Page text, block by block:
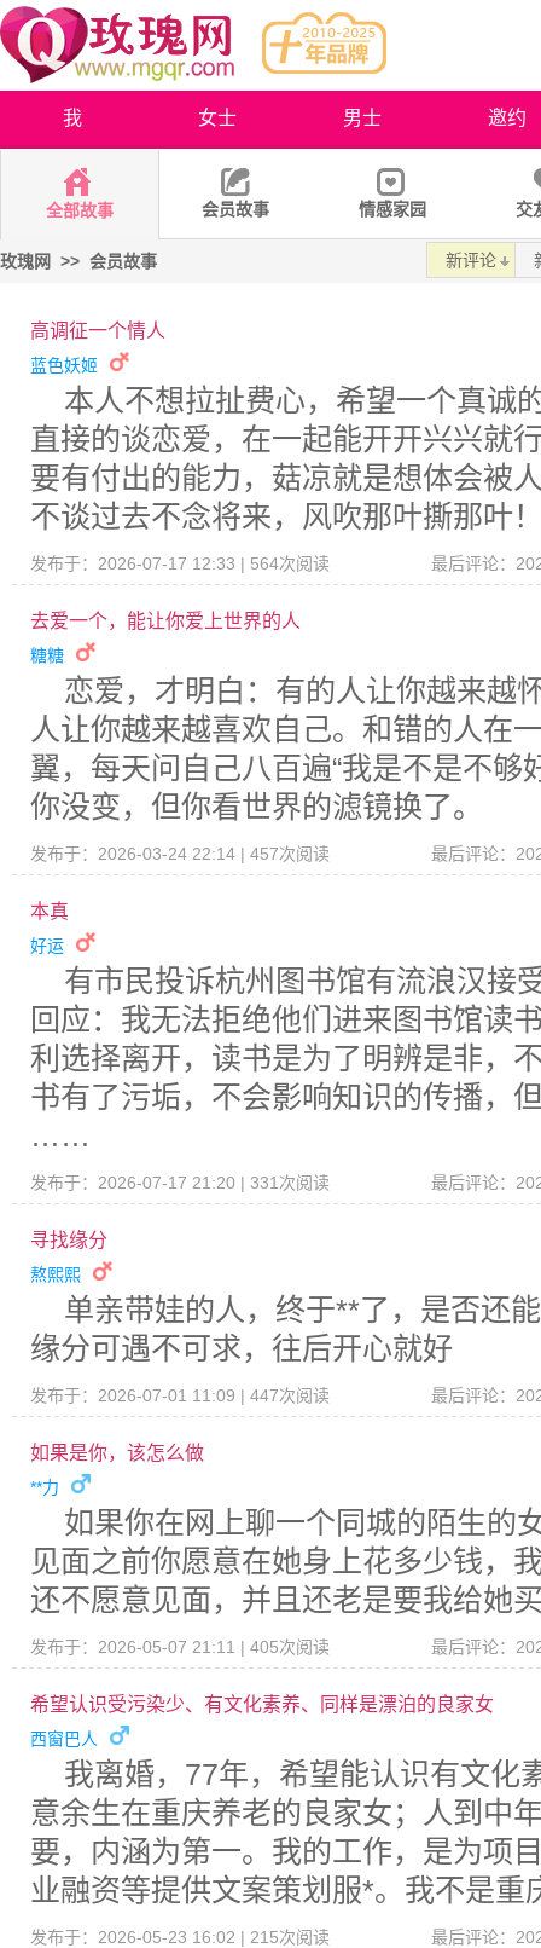
我 女士 男士 邀约
全部故事 会员故事 情感家园 交
新评论
玫瑰网 >> 会员故事
高调征一个情人
蓝色妖姬
本人不想拉扯费心，希望一个真诚
直接的谈恋爱，在一起能开开兴兴就
要有付出的能力，菇凉就是想体会被
不谈过去不念将来，风吹那叶撕那叶
发布于：2026-07-17 12:33 | 564次阅读 最后评论：
去爱一个，能让你爱上世界的人
糖糖
恋爱，才明白：有的人让你越来越
人让你越来越喜欢自己。和错的人在
翼，每天问自己八百遍“我是不是不够
你没变，但你看世界的滤镜换了。
发布于：2026-03-24 22:14 | 457次阅读 最后评论：
本真
好运
有市民投诉杭州图书馆有流浪汉接
回应：我无法拒绝他们进来图书馆读
利选择离开，读书是为了明辨是非，
书有了污垢，不会影响知识的传播，
……
发布于：2026-07-17 21:20 | 331次阅读 最后评论：
寻找缘分
熬熙熙
单亲带娃的人，终于**了，是否还
缘分可遇不可求，往后开心就好
发布于：2026-07-01 11:09 | 447次阅读 最后评论：
如果是你，该怎么做
**力
如果你在网上聊一个同城的陌生的
见面之前你愿意在她身上花多少钱，
还不愿意见面，并且还老是要我给她
发布于：2026-05-07 21:11 | 405次阅读 最后评论：
希望认识受污染少、有文化素养、同样是漂泊的良家女
西窗巴人
我离婚，77年，希望能认识有文化
意余生在重庆养老的良家女；人到中
要，内涵为第一。我的工作，是为项
业融资等提供文案策划服*。我不是
发布于：2026-05-23 16:02 | 215次阅读 最后评论：